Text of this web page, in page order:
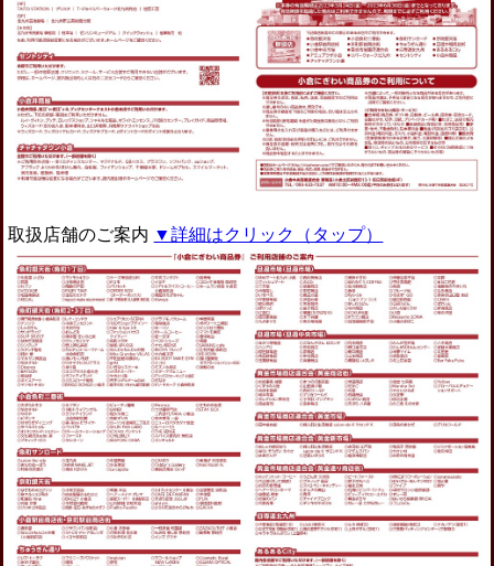
取扱店舗のご案内 ▼詳細はクリック（タップ）